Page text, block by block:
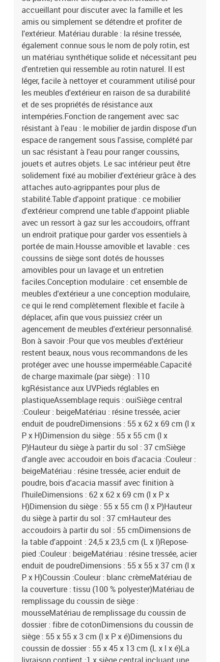
siège à partir du sol : 37 cmHauteur des accoudoirs à partir du sol
: 55 cmDimensions de la table d'appoint : 24,5 x 23,5 cm (L x
l)Repose-pied :Couleur : beigeMatériau : résine tressée, acier
enduit de poudreDimensions : 55 x 55 x 37 cm (l x P x H)Coussin
:Couleur : blanc crèmeMatériau de la couverture : tissu (100 %
polyester)Matériau de remplissage du coussin de siège :
mousseMatériau de remplissage du coussin de dossier : fibre de
cotonDimensions du coussin de siège : 55 x 55 x 3 cm (l x P x
é)Dimensions du coussin de dossier : 55 x 45 x 13 cm (L x l x é)La
livraison contient :1 x siège central incluant une fonction de
rangement avec un sac résistant à l'eau2 x siège d'angle avec
accoudoir en acacia comprenant une fonction de rangement avec
un sac résistant à l'eau1 x repose-pieds de jardin3 x coussin de
dossier4 x coussin de siège avec housse amovible et lavable
accueillant pour discuter avec la famille et les
amis ou simplement se détendre et profiter de
l'extérieur. Matériau durable : la résine tressée,
également connue sous le nom de poly rotin, est
un matériau synthétique solide et nécessitant peu
d'entretien qui ressemble au rotin naturel. Il est
léger, facile à nettoyer et couramment utilisé pour
les meubles d'extérieur en raison de sa durabilité
et de ses propriétés de résistance aux
intempéries.Fonction de rangement avec sac
résistant à l'eau : le mobilier de jardin dispose d'un
espace de rangement sous l'assise, complété par
un sac résistant à l'eau pour ranger coussins,
jouets et autres objets. Le sac intérieur peut être
solidement fixé au mobilier d'extérieur grâce à des
attaches auto-agrippantes pour plus de
stabilité.Table d'appoint pratique : ce mobilier
d'extérieur comprend une table d'appoint pliable
avec un ressort à gaz sur les accoudoirs, offrant
un endroit pratique pour garder vos essentiels à
portée de main.Housse amovible et lavable : ces
coussins de siège sont dotés de housses
amovibles pour un lavage et un entretien
faciles.Conception modulaire : cet ensemble de
meubles d'extérieur a une conception modulaire,
ce qui le rend complètement flexible et facile à
déplacer, afin que vous puissiez créer un
agencement de meubles d'extérieur personnalisé.
Bon à savoir :Pour que vos meubles d'extérieur
restent beaux, nous vous recommandons de les
protéger avec une housse imperméable.Capacité
de charge maximale (par siège) : 110
kgRésistance aux UVPieds réglables en
plastiqueAssemblage requis : ouiSiège central
:Couleur : beigeMatériau : résine tressée, acier
enduit de poudreDimensions : 55 x 62 x 69 cm (l x
P x H)Dimension du siège : 55 x 55 cm (l x
P)Hauteur du siège à partir du sol : 37 cmSiège
d'angle avec accoudoir en bois d'acacia :Couleur :
beigeMatériau : résine tressée, acier enduit de
poudre, bois d'acacia massif avec finition à
l'huileDimensions : 62 x 62 x 69 cm (l x P x
H)Dimension du siège : 55 x 55 cm (l x P)Hauteur
du siège à partir du sol : 37 cmHauteur des
accoudoirs à partir du sol : 55 cmDimensions de
la table d'appoint : 24,5 x 23,5 cm (L x l)Repose-
pied :Couleur : beigeMatériau : résine tressée, acier
enduit de poudreDimensions : 55 x 55 x 37 cm (l x
P x H)Coussin :Couleur : blanc crèmeMatériau de
la couverture : tissu (100 % polyester)Matériau de
remplissage du coussin de siège :
mousseMatériau de remplissage du coussin de
dossier : fibre de cotonDimensions du coussin de
siège : 55 x 55 x 3 cm (l x P x é)Dimensions du
coussin de dossier : 55 x 45 x 13 cm (L x l x é)La